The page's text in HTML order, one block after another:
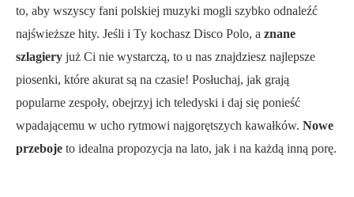
to, aby wszyscy fani polskiej muzyki mogli szybko odnaleźć
najświeższe hity. Jeśli i Ty kochasz Disco Polo, a znane
szlagiery już Ci nie wystarczą, to u nas znajdziesz najlepsze
piosenki, które akurat są na czasie! Posłuchaj, jak grają
popularne zespoły, obejrzyj ich teledyski i daj się ponieść
wpadającemu w ucho rytmowi najgorętszych kawałków. Nowe
przeboje to idealna propozycja na lato, jak i na każdą inną porę.